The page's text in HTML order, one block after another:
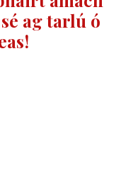
ag tarlú ó